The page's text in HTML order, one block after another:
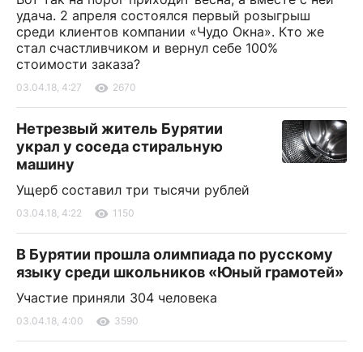
удача. 2 апреля состоялся первый розыгрыш
среди клиентов компании «Чудо Окна». Кто же
стал счастливчиком и вернул себе 100%
стоимости заказа?
03.04.18, 4:27 2670
Нетрезвый житель Бурятии
украл у соседа стиральную
машину
Ущерб составил три тысячи рублей
03.04.18, 4:22 1150
В Бурятии прошла олимпиада по русскому
языку среди школьников «Юный грамотей»
Участие приняли 304 человека
03.04.18, 4:00 3590